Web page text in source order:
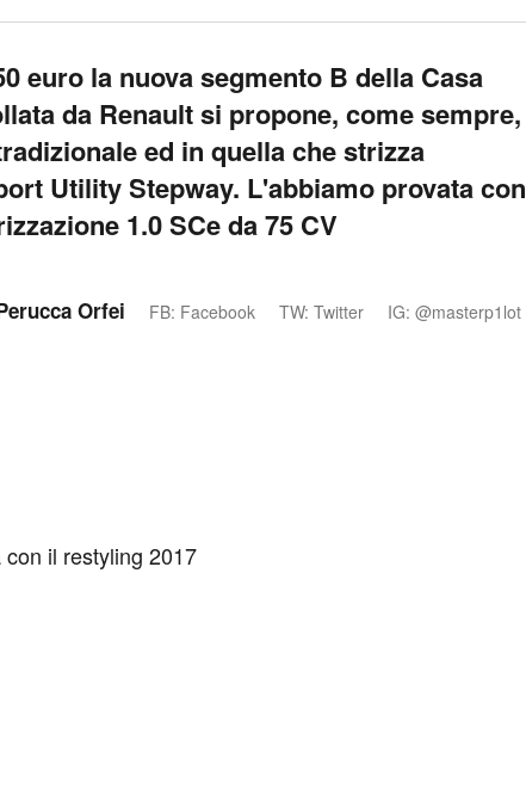
euro la nuova segmento B della Casa
da Renault si propone, come sempre,
ed in quella che strizza
Utility Stepway. L'abbiamo provata con
1.0 SCe da 75 CV
Orfei FB: Facebook TW: Twitter IG: @masterp1lot
con il restyling 2017